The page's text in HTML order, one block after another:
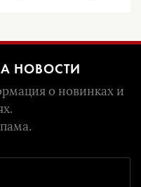
НОВОСТИ
о новинках и